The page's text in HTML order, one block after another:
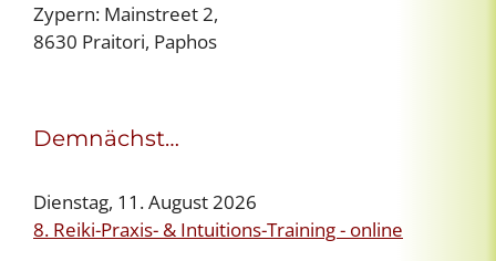
Zypern: Mainstreet 2,
8630 Praitori, Paphos
Demnächst…
Dienstag, 11. August 2026
8. Reiki-Praxis- & Intuitions-Training - online